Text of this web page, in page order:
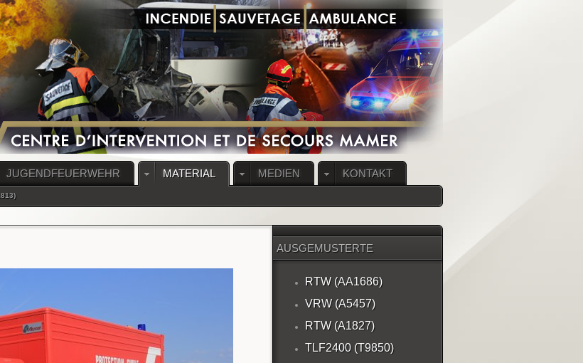
JUGENDFEUERWEHR MATERIAL MEDIEN KONTAKT
AUSGEMUSTERTE
RTW (AA1686)
VRW (A5457)
RTW (A1827)
TLF2400 (T9850)